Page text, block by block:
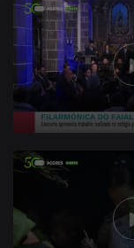
883014